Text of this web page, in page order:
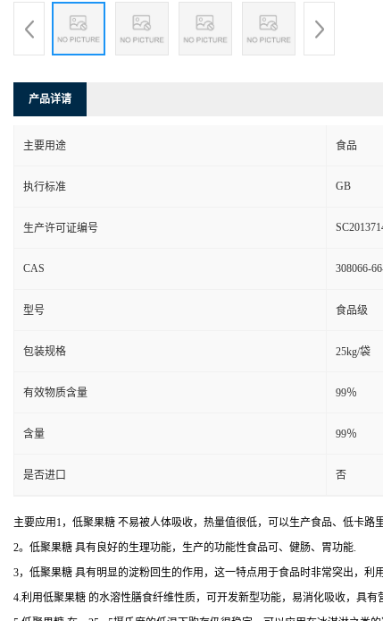
产品详请
主要用途 食品
执行标准 GB
生产许可证编号
CAS 308066-
型号 食品级
包装规格 25kg/袋
有效物质含量 99％
含量 99％
是否进口 否
主要应用1，低聚果糖 不易被人体吸收，热量值很低，可以生产食品、低卡路
2。低聚果糖 具有良好的生理功能，生产的功能性食品可、健肠、胃功能.
3，低聚果糖 具有明显的淀粉回生的作用，这一特点用于食品时非常突出，
4.利用低聚果糖 的水溶性膳食纤维性质，可开发新型功能，易消化吸收，具有